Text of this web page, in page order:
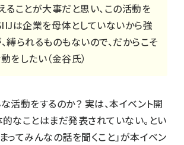
ることが大事だと思い、この活動を
は企業を母体としていないから強
縛られるものもないので、だからこそ
をしたい（金谷氏）
活動をするのか？ 実は、本イベント開
なことはまだ発表されていない。とい
ってみんなの話を聞くこと」が本イベン